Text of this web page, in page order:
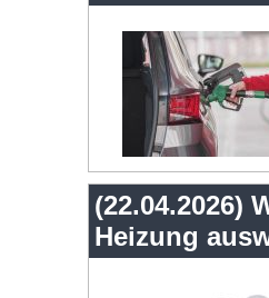
(22.04.2026)
Heizung